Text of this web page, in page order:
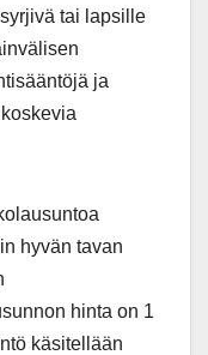
tai lapsille
ja
hyvän tavan
hinta on 1
käsitellään